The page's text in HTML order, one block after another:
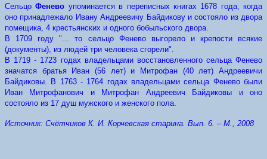
СельцоФенево упоминается в переписных книгах 1678 года, когда
оно принадлежало Ивану Андреевичу Байдикову и состояло из двора
помещика, 4 крестьянских и одного бобыльского двора.
В 1709 году "... то сельцо Фенево выгорело и крепости всякие
(документы), из людей три человека сгорели".
В 1719 - 1723 годах владельцами восстановленного сельца Фенево
значатся братья Иван (56 лет) и Митрофан (40 лет) Андреевичи
Байдиковы. В 1763 - 1764 годах владельцами сельца Фенево были
Иван Митрофанович и Митрофан Андреевич Байдиковы и оно
состояло из 17 душ мужского и женского пола.
Источник: Счётчиков К. И. Корчевская старина. Вып. 6. – М., 2008